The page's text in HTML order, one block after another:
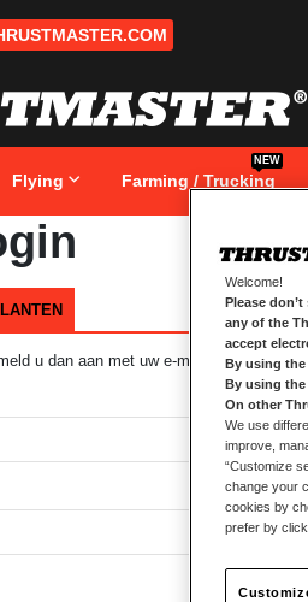
Flying Farming / Trucking
NEW
u dan aan met uw e-mailadres.
Welcome!
Please
any of the
accept
By using
By using
On other
We use
improve,
“Customize
change your
cookies by
prefer by